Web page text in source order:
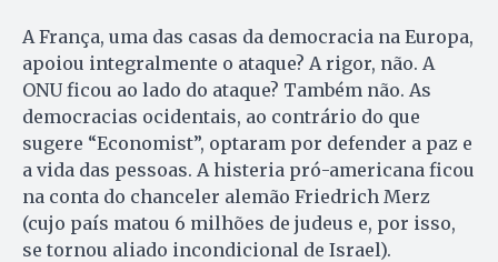
A França, uma das casas da democracia na Europa,
apoiou integralmente o ataque? A rigor, não. A
ONU ficou ao lado do ataque? Também não. As
democracias ocidentais, ao contrário do que
sugere “Economist”, optaram por defender a paz e
a vida das pessoas. A histeria pró-americana ficou
na conta do chanceler alemão Friedrich Merz
(cujo país matou 6 milhões de judeus e, por isso,
se tornou aliado incondicional de Israel).